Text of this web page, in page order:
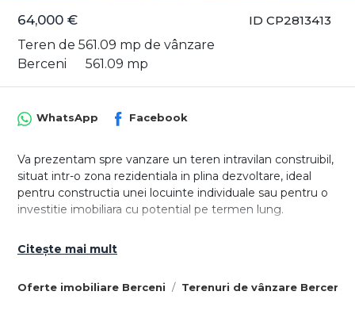
ID CP2813413
64,000 €
Teren de 561.09 mp de vânzare
Berceni
561.09 mp
Oferte imobiliare Berceni Terenuri de vânzare Berceni
WhatsApp Facebook
Va prezentam spre vanzare un teren intravilan construibil,
situat intr-o zona rezidentiala in plina dezvoltare, ideal
pentru constructia unei locuinte individuale sau pentru o
investitie imobiliara cu potential pe termen lung.
- Deschidere: 14 ml
Citește mai mult